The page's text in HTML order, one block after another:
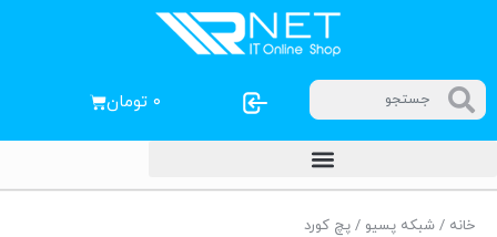
۰ تومان
خانه / شبکه پسیو / پچ کورد